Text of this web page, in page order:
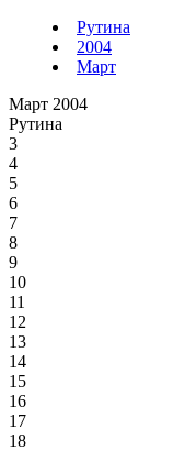
Рутина
2004
Март
Март 2004
Рутина
3
4
5
6
7
8
9
10
11
12
13
14
15
16
17
18